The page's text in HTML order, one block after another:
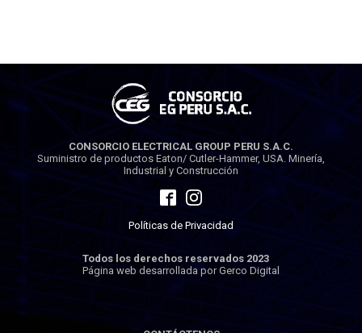
CONSORCIO ELECTRICAL GROUP PERU S.A.C.
Suministro de productos Eaton/ Cutler-Hammer, USA. Minería,
Industrial y Construcción
Políticas de Privacidad
Todos los derechos reservados 2023
Página web desarrollada por Gerco Digital